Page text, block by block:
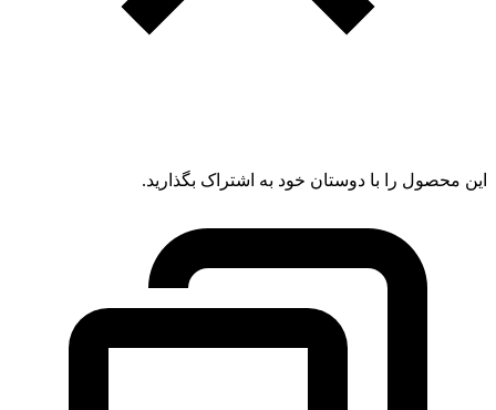
این محصول را با دوستان خود به اشتراک بگذارید.